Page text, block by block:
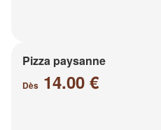
Pizza paysanne
Dès 14.00 €